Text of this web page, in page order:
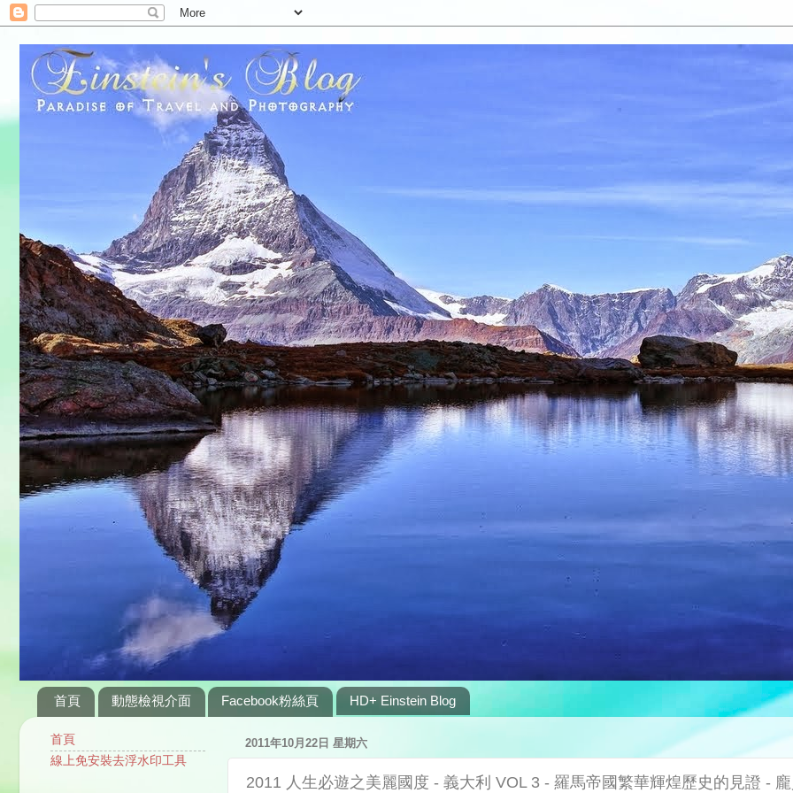
首頁 動態檢視介面 Facebook粉絲頁 HD+ Einstein Blog
2011年10月22日 星期六
2011 人生必遊之美麗國度 - 義大利 VOL 3 - 羅馬帝國繁華輝煌歷史的見證 -
首頁
線上免安裝去浮水印工具